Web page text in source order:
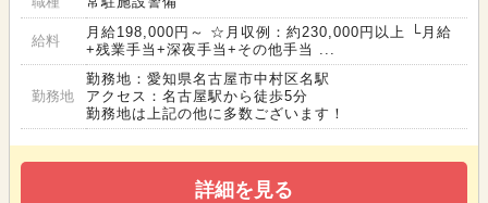
給料
月給198,000円～ ☆月収例：約230,000円以上 └月給
+残業手当+深夜手当+その他手当 ...
勤務地
勤務地：愛知県名古屋市中村区名駅
アクセス：名古屋駅から徒歩5分
勤務地は上記の他に多数ございます！
詳細を見る